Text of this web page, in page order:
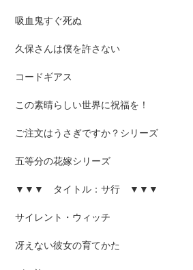
吸血鬼すぐ死ぬ
久保さんは僕を許さない
コードギアス
この素晴らしい世界に祝福を！
ご注文はうさぎですか？シリーズ
五等分の花嫁シリーズ
▼▼▼ タイトル：サ行 ▼▼▼
サイレント・ウィッチ
冴えない彼女の育てかた